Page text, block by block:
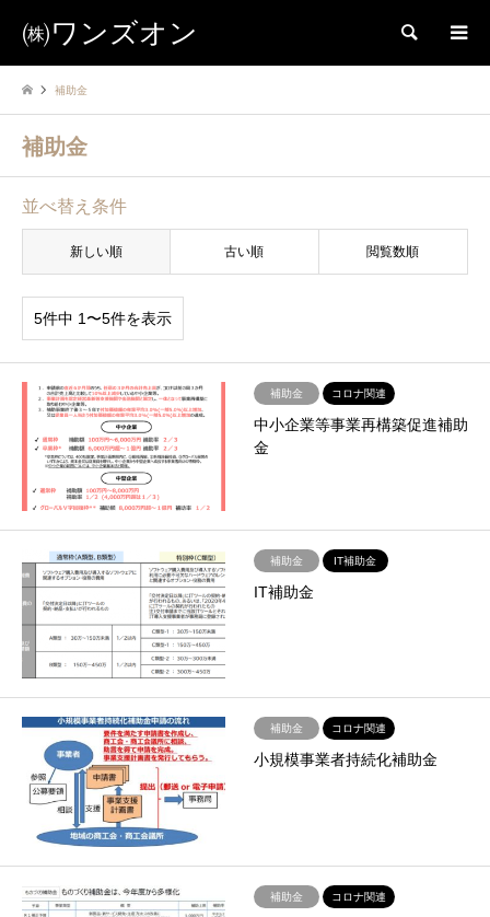
㈱ワンズオン 検索
補助金
補助金
並べ替え条件
新しい順 古い順 閲覧数順
5件中 1〜5件を表示
補助金 コロナ関連
中小企業等事業再構築促進補助
金
補助金 IT補助金
IT補助金
補助金 コロナ関連
小規模事業者持続化補助金
補助金 コロナ関連